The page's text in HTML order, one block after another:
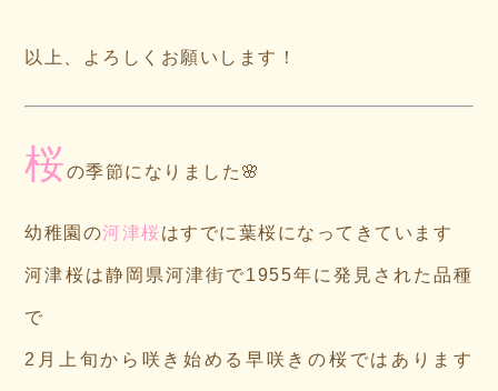
以上、よろしくお願いします！
桜の季節になりました🌸
幼稚園の河津桜はすでに葉桜になってきています
河津桜は静岡県河津街で1955年に発見された品種
で
2月上旬から咲き始める早咲きの桜ではあります